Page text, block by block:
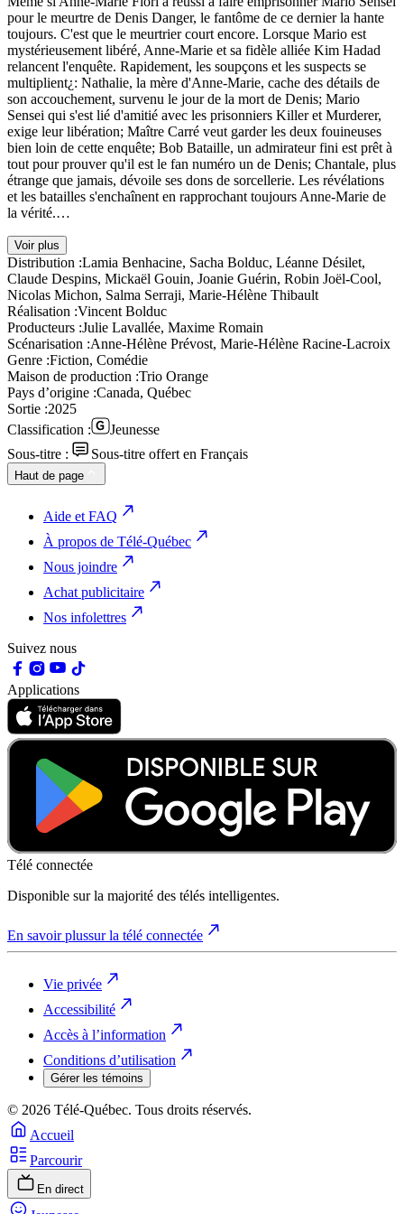
pour le meurtre de Denis Danger, le fantôme de ce dernier la hante
toujours. C'est que le meurtrier court encore. Lorsque Mario est
mystérieusement libéré, Anne-Marie et sa fidèle alliée Kim Hadad
relancent l'enquête. Rapidement, les soupçons et les suspects se
multiplient¿: Nathalie, la mère d'Anne-Marie, cache des détails de
son accouchement, survenu le jour de la mort de Denis; Mario
Sensei qui s'est lié d'amitié avec les prisonniers Killer et Murderer,
exige leur libération; Maître Carré veut garder les deux fouineuses
bien loin de cette enquête; Bob Bataille, un admirateur fini est prêt à
tout pour prouver qu'il est le fan numéro un de Denis; Chantale, plus
étrange que jamais, dévoile ses dons de sorcellerie. Les révélations
et les batailles s'enchaînent en rapprochant toujours Anne-Marie de
la vérité.…
Voir plus
Distribution :Lamia Benhacine, Sacha Bolduc, Léanne Désilet,
Claude Despins, Mickaël Gouin, Joanie Guérin, Robin Joël-Cool,
Nicolas Michon, Salma Serraji, Marie-Hélène Thibault
Réalisation :Vincent Bolduc
Producteurs :Julie Lavallée, Maxime Romain
Scénarisation :Anne-Hélène Prévost, Marie-Hélène Racine-Lacroix
Genre :Fiction, Comédie
Maison de production :Trio Orange
Pays d’origine :Canada, Québec
Sortie :2025
Classification :
Jeunesse
Sous-titre :
Sous-titre offert en Français
Haut de page
Aide et FAQ
À propos de Télé-Québec
Nous joindre
Achat publicitaire
Nos infolettres
Suivez nous
Applications
Télé connectée
Disponible sur la majorité des télés intelligentes.
En savoir plussur la télé connectée
Vie privée
Accessibilité
Accès à l’information
Conditions d’utilisation
Gérer les témoins
© 2026 Télé-Québec. Tous droits réservés.
Accueil
Parcourir
En direct